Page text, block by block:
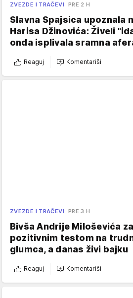
ZVEZDE I TRAČEVI PRE 2 H
Slavna Spajsica upoznala
Harisa Džinovića: Živeli
onda isplivala sramna
Reaguj Komentariši
ZVEZDE I TRAČEVI PRE 3 H
Bivša Andrije Miloševića
pozitivnim testom na
glumca, a danas živi bajku
Reaguj Komentariši